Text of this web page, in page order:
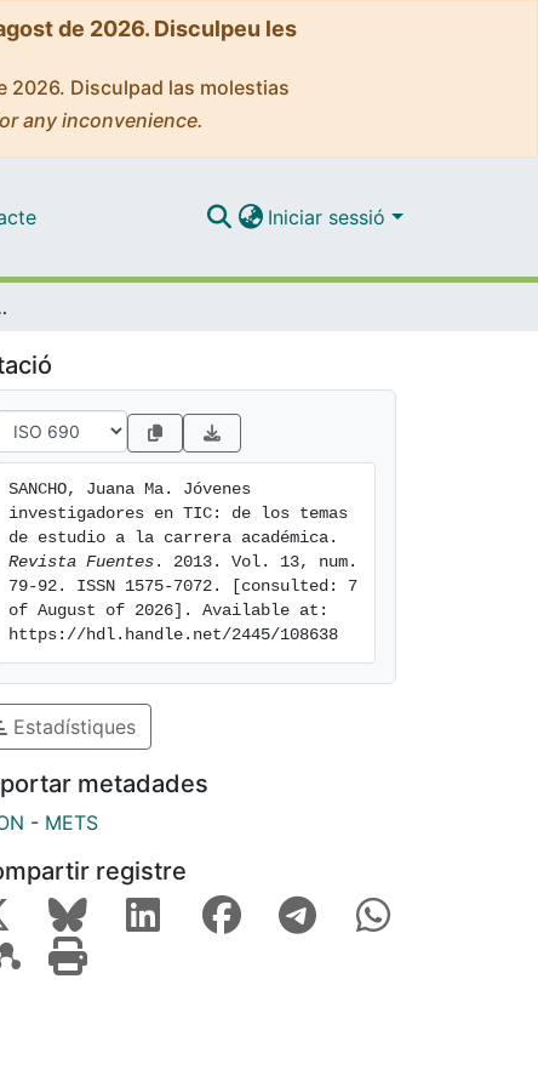
de 2026. Disculpeu les
2026. Disculpad las molestias
any inconvenience.
Iniciar sessió
la carrera académica
SANCHO, Juana Ma. Jóvenes
investigadores en TIC: de los temas
Revista Fuentes . 2013. Vol. 13, num.
79-92. ISSN 1575-7072. [consulted: 7
of August of 2026]. Available at:
https://hdl.handle.net/2445/108638
Estadístiques
metadades
- METS
registre